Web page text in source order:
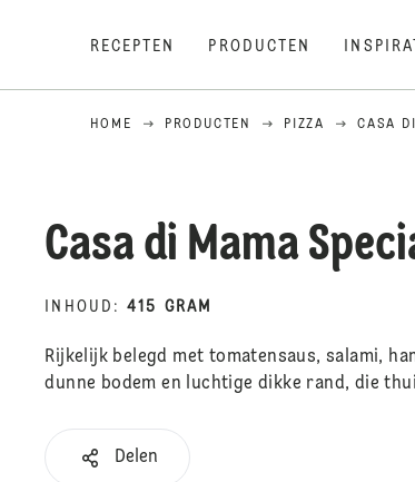
RECEPTEN PRODUCTEN
HOME PRODUCTEN PIZZA CASA
Casa di Mama
INHOUD : 415 GRAM
Rijkelijk belegd met tomatensaus, salami,
dunne bodem en luchtige dikke rand, die
Delen